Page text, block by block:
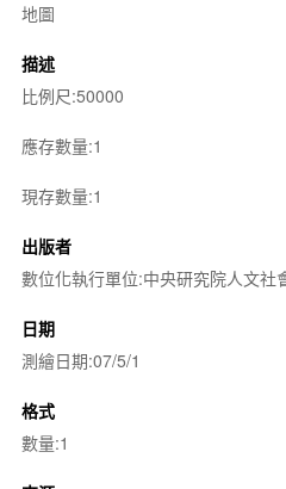
地圖
描述
比例尺:50000
應存數量:1
現存數量:1
出版者
數位化執行單位:中央研究院人文社
日期
測繪日期:07/5/1
格式
數量:1